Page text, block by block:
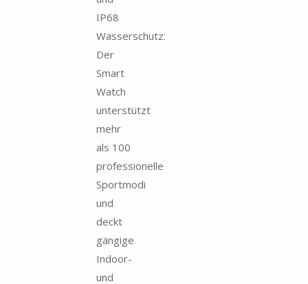
IP68
Wasserschutz:
Der
Smart
Watch
unterstützt
mehr
als 100
professionelle
Sportmodi
und
deckt
gängige
Indoor-
und